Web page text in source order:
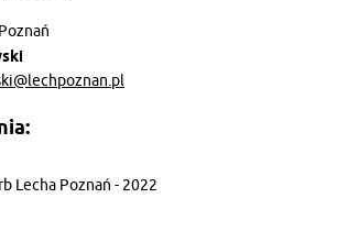
Lecha Poznań - 2022